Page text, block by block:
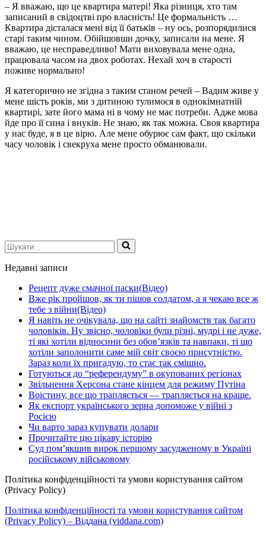
– Я вважаю, що це квартира матері! Яка різниця, хто там
записаний в свідоцтві про власність! Це формальність …
Квартира дісталася мені від її батьків – ну ось, розпорядилися
старі таким чином. Обійшовши дочку, записали на мене. Я
вважаю, це несправедливо! Мати виховувала мене одна,
працювала часом на двох роботах. Нехай хоч в старості
поживе нормально!
Я категорично не згідна з таким станом речей – Вадим живе у
мене шість років, ми з дитиною тулимося в однокімнатній
квартирі, зате його мама ні в чому не має потреби. Адже мова
йде про її сина і внуків. Не знаю, як так можна. Своя квартира
у нас буде, я в це вірю. Але мене обурює сам факт, що скільки
часу чоловік і свекруха мене просто обманювали.
Шукати...
Недавні записи
Рецепт дуже смачної паски(Відео)
Вже рік пройшов, як ти пішов солдатом, а я чекаю все ж
тебе з війни(Відео)
Я навіть не очікувала, що на сайті знайомств так багато
чоловіків. Ну звісно, чоловіки були різні, мудрі і не дуже,
ті які хотіли відносини без обов’язків та навпаки, ті що
хотіли заполонити саме мій світ своєю присутністю.
Зараз коли їх пригадую, то стає так смішно.
Готуються до “референдуму” в окупованих регіонах
Звільнення Херсона стане кінцем для режиму Путіна
Воістину, все що трапляється — трапляється на краще.
Як експорт українського зерна допоможе у війні з
Росією
Чи варто зараз купувати долари
Прочитайте цю цікаву історію
Суд пом’якшив вирок першому засудженому в Україні
російському військовому
Політика конфіденційності та умови користування сайтом
(Privacy Policy)
Політика конфіденційності та умови користування сайтом
(Privacy Policy) – Віддана (viddana.com)